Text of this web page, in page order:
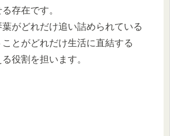
存在です。
がどれだけ追い詰められている
とがどれだけ生活に直結する
役割を担います。